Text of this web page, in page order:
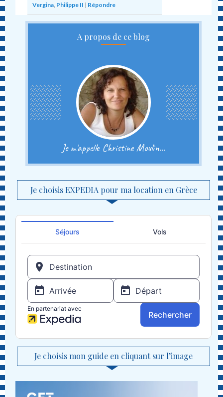
Vergina Philippe II | Répondre
A propos de ce blog
Je m'appelle Christine Moulin...
Je choisis EXPEDIA pour ma location en Grèce
Je choisis mon guide en cliquant sur l’image